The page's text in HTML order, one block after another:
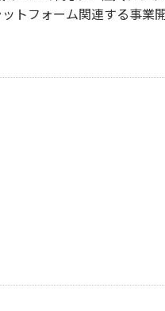
トフォーム関連する事業